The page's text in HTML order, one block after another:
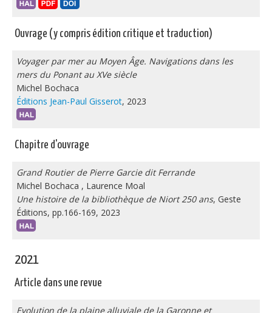
Ouvrage (y compris édition critique et traduction)
Voyager par mer au Moyen Âge. Navigations dans les
mers du Ponant au XVe siècle
Michel Bochaca
Éditions Jean-Paul Gisserot, 2023
Chapitre d'ouvrage
Grand Routier de Pierre Garcie dit Ferrande
Michel Bochaca , Laurence Moal
Une histoire de la bibliothèque de Niort 250 ans, Geste
Éditions, pp.166-169, 2023
2021
Article dans une revue
Evolution de la plaine alluviale de la Garonne et